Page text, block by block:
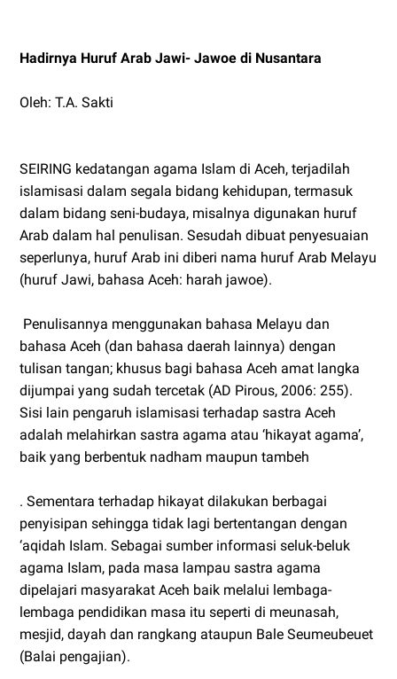
Hadirnya Huruf Arab Jawi- Jawoe di Nusantara
Oleh: T.A. Sakti
SEIRING kedatangan agama Islam di Aceh, terjadilah
islamisasi dalam segala bidang kehidupan, termasuk
dalam bidang seni-budaya, misalnya digunakan huruf
Arab dalam hal penulisan. Sesudah dibuat penyesuaian
seperlunya, huruf Arab ini diberi nama huruf Arab Melayu
(huruf Jawi, bahasa Aceh: harah jawoe).
Penulisannya menggunakan bahasa Melayu dan
bahasa Aceh (dan bahasa daerah lainnya) dengan
tulisan tangan; khusus bagi bahasa Aceh amat langka
dijumpai yang sudah tercetak (AD Pirous, 2006: 255).
Sisi lain pengaruh islamisasi terhadap sastra Aceh
adalah melahirkan sastra agama atau ‘hikayat agama’,
baik yang berbentuk nadham maupun tambeh
. Sementara terhadap hikayat dilakukan berbagai
penyisipan sehingga tidak lagi bertentangan dengan
‘aqidah Islam. Sebagai sumber informasi seluk-beluk
agama Islam, pada masa lampau sastra agama
dipelajari masyarakat Aceh baik melalui lembaga-
lembaga pendidikan masa itu seperti di meunasah,
mesjid, dayah dan rangkang ataupun Bale Seumeubeuet
(Balai pengajian).